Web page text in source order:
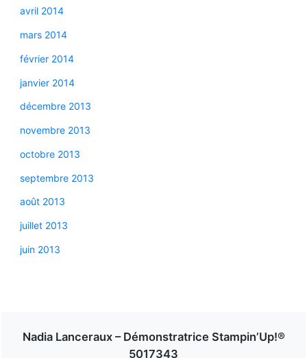
avril 2014
mars 2014
février 2014
janvier 2014
décembre 2013
novembre 2013
octobre 2013
septembre 2013
août 2013
juillet 2013
juin 2013
Nadia Lanceraux – Démonstratrice Stampin’Up!®
5017343